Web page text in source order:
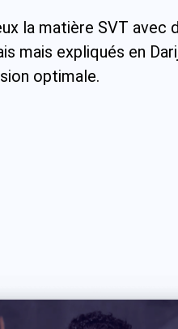
la matière SVT avec
mais expliqués en
optimale.